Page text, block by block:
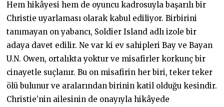
Hem hikâyesi hem de oyuncu kadrosuyla başarılı bir
Christie uyarlaması olarak kabul ediliyor. Birbirini
tanımayan on yabancı, Soldier Island adlı izole bir
adaya davet edilir. Ne var ki ev sahipleri Bay ve Bayan
U.N. Owen, ortalıkta yoktur ve misafirler korkunç bir
cinayetle suçlanır. Bu on misafirin her biri, teker teker
ölü bulunur ve aralarından birinin katil olduğu kesindir.
Christie’nin ailesinin de onayıyla hikâyede